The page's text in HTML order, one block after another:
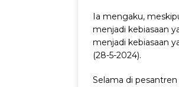
Ia mengaku,
menjadi kebiasaan
menjadi kebiasaan
(28-5-2024).
Selama di